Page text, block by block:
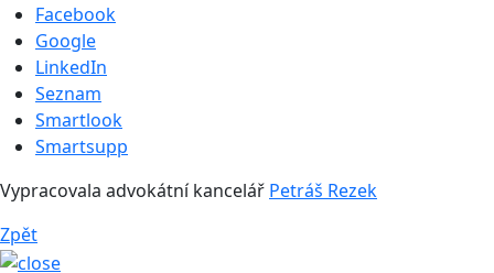
Facebook
Google
LinkedIn
Seznam
Smartlook
Smartsupp
Vypracovala advokátní kancelář Petráš Rezek
Zpět